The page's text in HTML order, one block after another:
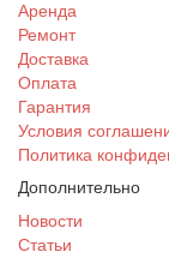
Аренда
Ремонт
Доставка
Оплата
Гарантия
Условия
Политика
Дополнительно
Новости
Статьи